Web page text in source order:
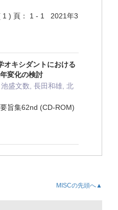
1 ) 頁： 1 - 1 2021年3
オキシダントにおける
変化の検討
盛文数, 長田和雄, 北
旨集62nd (CD-ROM)
MISCの先頭へ▲